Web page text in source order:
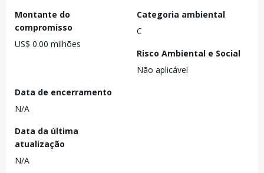
Montante do
compromisso
US$ 0.00 milhões
Categoria ambiental
C
Risco Ambiental e Social
Não aplicável
Data de encerramento
N/A
Data da última
atualização
N/A